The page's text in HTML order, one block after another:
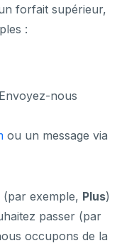
forfait supérieur,
:
nous
ou un message via
exemple, Plus)
passer (par
occupons de la